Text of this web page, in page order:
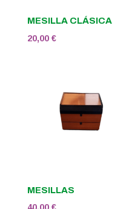
MESILLA CLÁSICA
20,00 €
MESILLAS